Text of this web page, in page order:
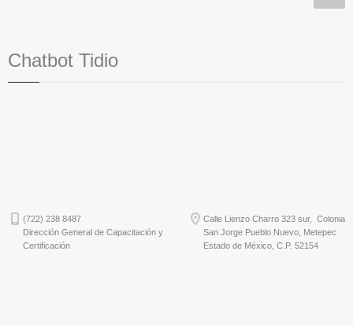
Chatbot Tidio
(722) 238 8487
Dirección General de Capacitación y
Certificación
Calle Lienzo Charro 323 sur, Colonia
San Jorge Pueblo Nuevo, Metepec
Estado de México, C.P. 52154